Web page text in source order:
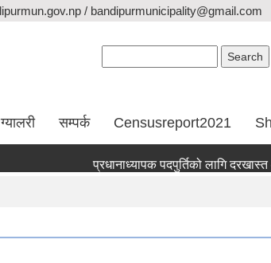
/ bandipurmunicipality@gmail.com
ग्यालरी सम्पर्क Censusreport2021
प्रधानाध्यापक पदपुर्तिको लागि दरखास्त